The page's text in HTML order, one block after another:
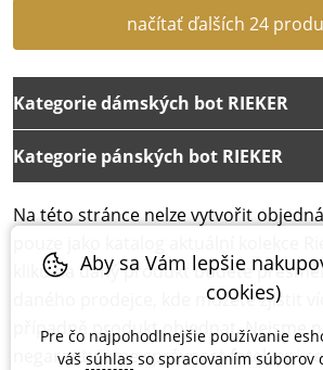
načítať ďalších 24
Kategorie dámských bot RIEKER
Kategorie pánských bot RIEKER
Na této stránce nelze vytvořit
kliku na daný produkt budete
daného prodejce, kde můžete zjistit
případně produkt objednat. Nejsme
negarantujeme správnost fotek ani
Aby sa Vám lepšie
cookies)
Pre čo najpohodlnejšie používanie
váš súhlas so spracovaním súborov